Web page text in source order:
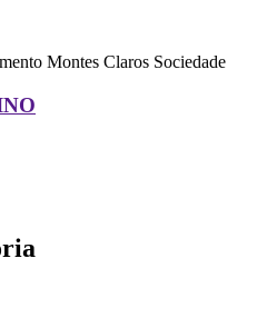
Montes Claros Sociedade